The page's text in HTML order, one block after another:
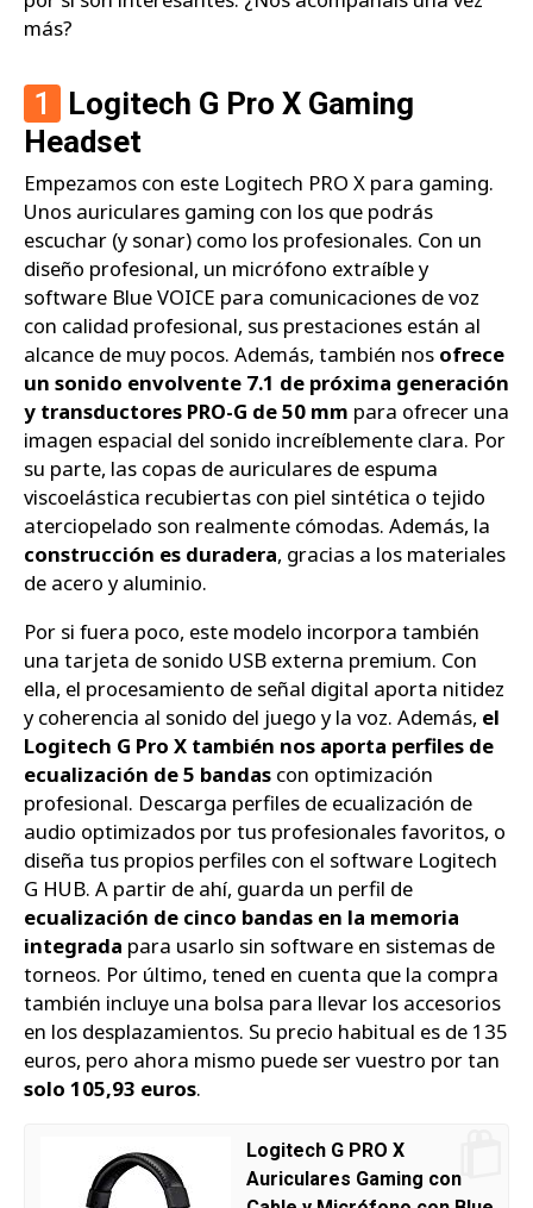
más?
1
Logitech G Pro X Gaming
Headset
Empezamos con este Logitech PRO X para gaming.
Unos auriculares gaming con los que podrás
escuchar (y sonar) como los profesionales. Con un
diseño profesional, un micrófono extraíble y
software Blue VOICE para comunicaciones de voz
con calidad profesional, sus prestaciones están al
alcance de muy pocos. Además, también nos ofrece
un sonido envolvente 7.1 de próxima generación
y transductores PRO-G de 50 mm para ofrecer una
imagen espacial del sonido increíblemente clara. Por
su parte, las copas de auriculares de espuma
viscoelástica recubiertas con piel sintética o tejido
aterciopelado son realmente cómodas. Además, la
construcción es duradera, gracias a los materiales
de acero y aluminio.
Por si fuera poco, este modelo incorpora también
una tarjeta de sonido USB externa premium. Con
ella, el procesamiento de señal digital aporta nitidez
y coherencia al sonido del juego y la voz. Además, el
Logitech G Pro X también nos aporta perfiles de
ecualización de 5 bandas con optimización
profesional. Descarga perfiles de ecualización de
audio optimizados por tus profesionales favoritos, o
diseña tus propios perfiles con el software Logitech
G HUB. A partir de ahí, guarda un perfil de
ecualización de cinco bandas en la memoria
integrada para usarlo sin software en sistemas de
torneos. Por último, tened en cuenta que la compra
también incluye una bolsa para llevar los accesorios
en los desplazamientos. Su precio habitual es de 135
euros, pero ahora mismo puede ser vuestro por tan
solo 105,93 euros.
Logitech G PRO X
Auriculares Gaming con